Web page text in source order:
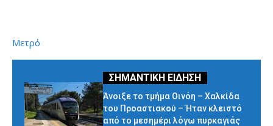
Μετρό
Άνοιξε το τμήμα Οινόη – Χαλκίδα
του Προαστιακού – Ήταν κλειστό
από το μεσημέρι λόγω πυρκαγιάς